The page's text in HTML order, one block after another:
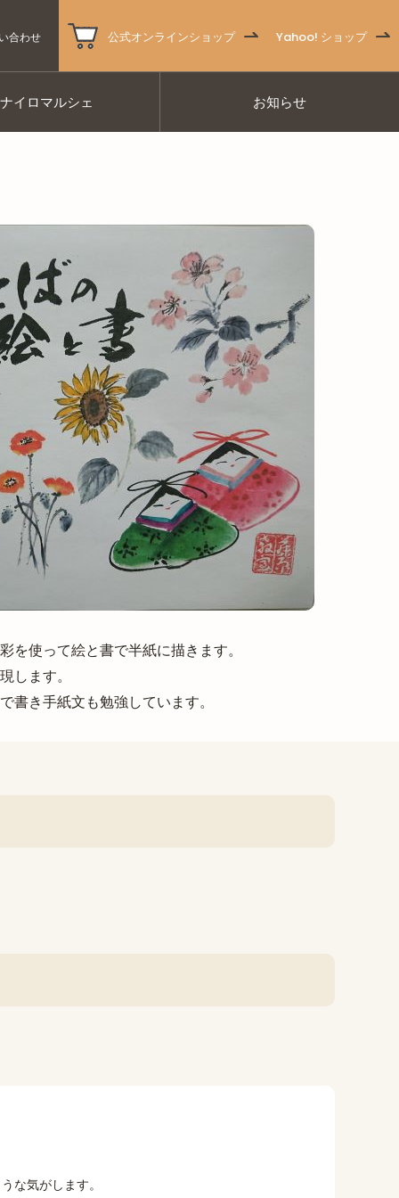
合わせ 公式オンラインショップ Yahoo! ショップ
イロマルシェ お知らせ
を使って絵と書で半紙に描きます。
します。
書き手紙文も勉強しています。
な気がします。